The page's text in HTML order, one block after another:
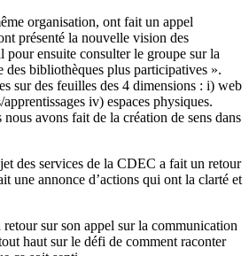
organisation, ont fait un appel
présenté la nouvelle vision des
pour ensuite consulter le groupe sur la
des bibliothèques plus participatives ».
sur des feuilles des 4 dimensions : i) web
iv) espaces physiques.
avons fait de la création de sens dans
des services de la CDEC a fait un retour
une annonce d’actions qui ont la clarté et
sur son appel sur la communication
haut sur le défi de comment raconter